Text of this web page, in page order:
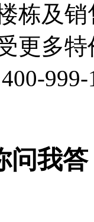
栋及
更多
问我答